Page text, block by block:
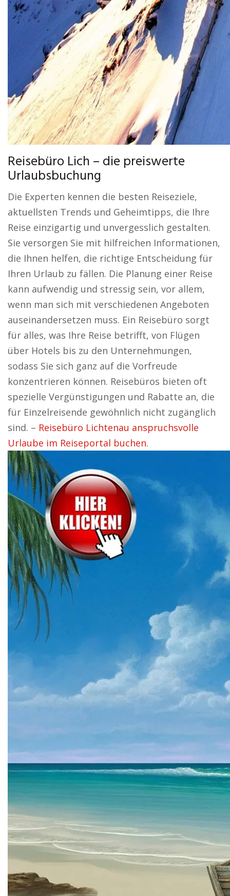
Reisebüro Lich – die preiswerte
Urlaubsbuchung
Die Experten kennen die besten Reiseziele,
aktuellsten Trends und Geheimtipps, die Ihre
Reise einzigartig und unvergesslich gestalten.
Sie versorgen Sie mit hilfreichen Informationen,
die Ihnen helfen, die richtige Entscheidung für
Ihren Urlaub zu fällen. Die Planung einer Reise
kann aufwendig und stressig sein, vor allem,
wenn man sich mit verschiedenen Angeboten
auseinandersetzen muss. Ein Reisebüro sorgt
für alles, was Ihre Reise betrifft, von Flügen
über Hotels bis zu den Unternehmungen,
sodass Sie sich ganz auf die Vorfreude
konzentrieren können. Reisebüros bieten oft
spezielle Vergünstigungen und Rabatte an, die
für Einzelreisende gewöhnlich nicht zugänglich
sind. – Reisebüro Lichtenau anspruchsvolle
Urlaube im Reiseportal buchen.